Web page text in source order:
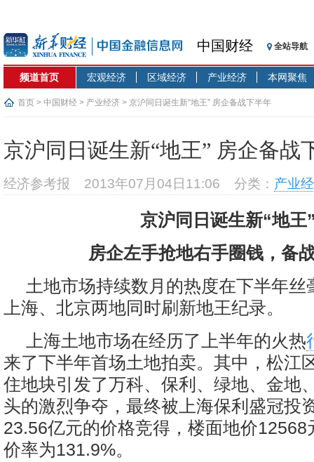
中国财经 全站导航
频道首页 宏观经济 区域经济 产业经济 本网聚焦
首页 > 中国财经 > 产业经济 > 京沪同日诞生新“地王” 房企备战下半年
京沪同日诞生新“地王” 房企备战
经济参考报 2013年07月04日11:06 分类： 产业
京沪同日诞生新“地王
房企左手抢地右手圈钱，备
土地市场持续数月的热度在下半年丝
上海、北京两地同时刷新地王纪录。
上海土地市场在经历了上半年的火热
来了下半年首场土地拍卖。其中，松江
住地块引发了万科、保利、绿地、金地
头的激烈争夺，最终被上海保利盛冠投
23.56亿元的价格竞得，楼面地价12568
价率为131.9%。